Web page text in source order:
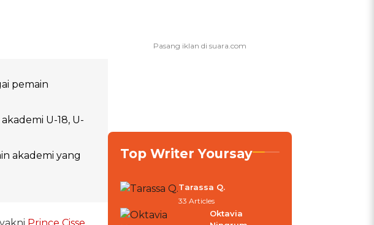
pemain
U-18, U-
akademi yang
Prince Cisse,
Top Writer Yoursay
Tarassa Q.
33 Articles
Oktavia